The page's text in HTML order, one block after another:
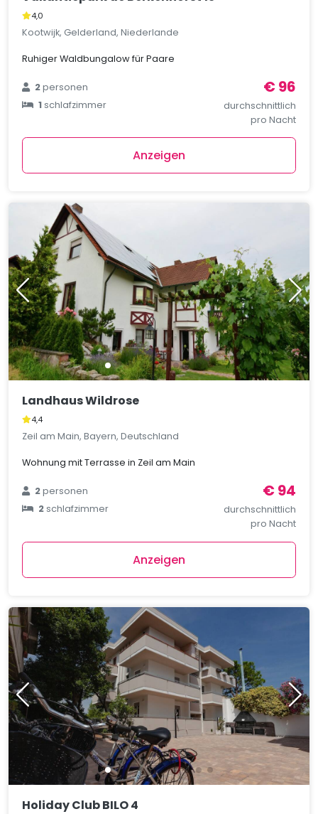
4,0
Kootwijk, Gelderland, Niederlande
Ruhiger Waldbungalow für Paare
2personen
1schlafzimmer
€ 96
durchschnittlich
pro Nacht
Anzeigen
Landhaus Wildrose
4,4
Zeil am Main, Bayern, Deutschland
Wohnung mit Terrasse in Zeil am Main
2personen
2schlafzimmer
€ 94
durchschnittlich
pro Nacht
Anzeigen
Holiday Club BILO 4